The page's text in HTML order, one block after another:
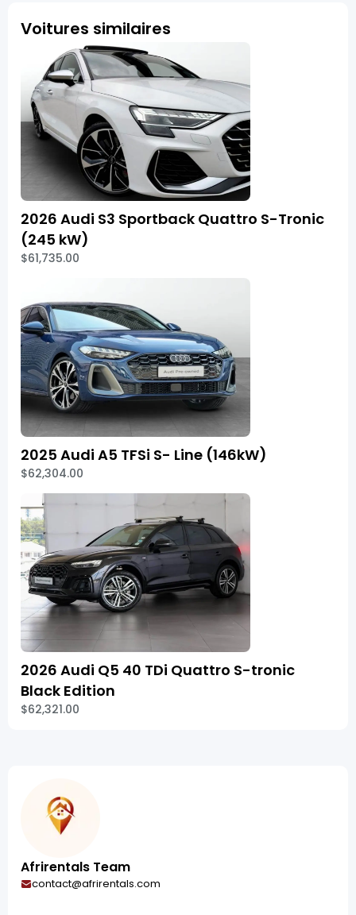
Voitures similaires
2026 Audi S3 Sportback Quattro S-Tronic
(245 kW)
$61,735.00
2025 Audi A5 TFSi S- Line (146kW)
$62,304.00
2026 Audi Q5 40 TDi Quattro S-tronic
Black Edition
$62,321.00
Afrirentals Team
contact@afrirentals.com